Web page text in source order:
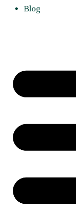
Blog